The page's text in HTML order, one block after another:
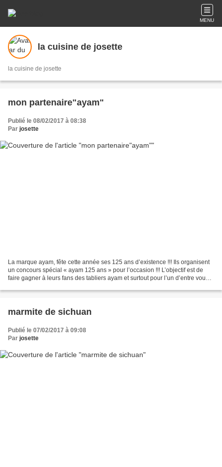
MENU
la cuisine de josette
la cuisine de josette
mon partenaire"ayam"
Publié le 08/02/2017 à 08:38
Par josette
La marque ayam, fête cette année ses 125 ans d’existence !!! Ils organisent
un concours spécial « ayam 125 ans » pour l’occasion !!! L’objectif est de
faire gagner à leurs fans des tabliers ayam et surtout pour l’un d’entre vous
marmite de sichuan
Publié le 07/02/2017 à 09:08
Par josette